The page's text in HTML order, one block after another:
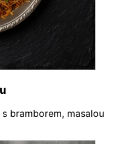
bramborem, masalou